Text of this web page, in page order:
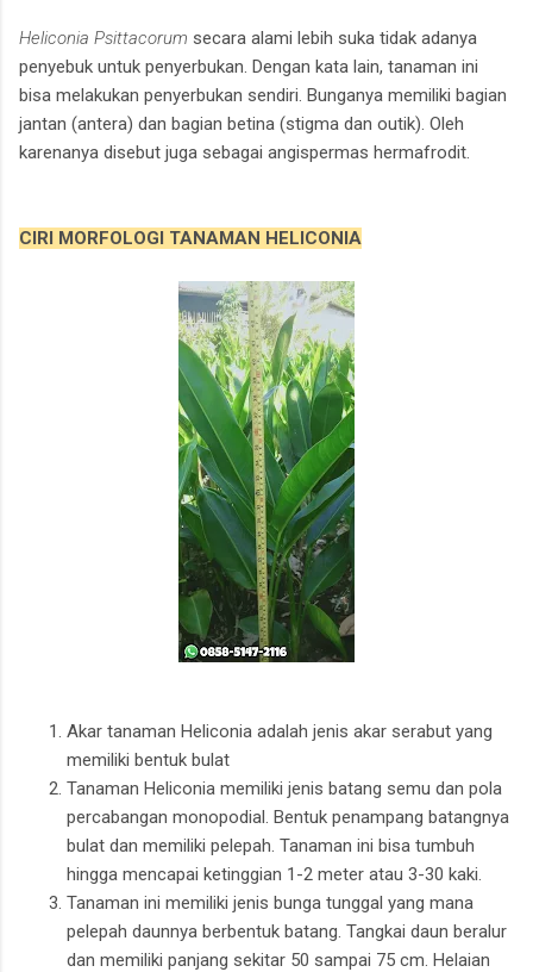
Heliconia Psittacorum secara alami lebih suka tidak adanya
penyebuk untuk penyerbukan. Dengan kata lain, tanaman ini
bisa melakukan penyerbukan sendiri. Bunganya memiliki bagian
jantan (antera) dan bagian betina (stigma dan outik). Oleh
karenanya disebut juga sebagai angispermas hermafrodit.
CIRI MORFOLOGI TANAMAN HELICONIA
Akar tanaman Heliconia adalah jenis akar serabut yang
memiliki bentuk bulat
Tanaman Heliconia memiliki jenis batang semu dan pola
percabangan monopodial. Bentuk penampang batangnya
bulat dan memiliki pelepah. Tanaman ini bisa tumbuh
hingga mencapai ketinggian 1-2 meter atau 3-30 kaki.
Tanaman ini memiliki jenis bunga tunggal yang mana
pelepah daunnya berbentuk batang. Tangkai daun beralur
dan memiliki panjang sekitar 50 sampai 75 cm. Helaian